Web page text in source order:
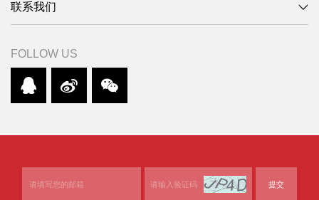
联系我们
FOLLOW US
提交